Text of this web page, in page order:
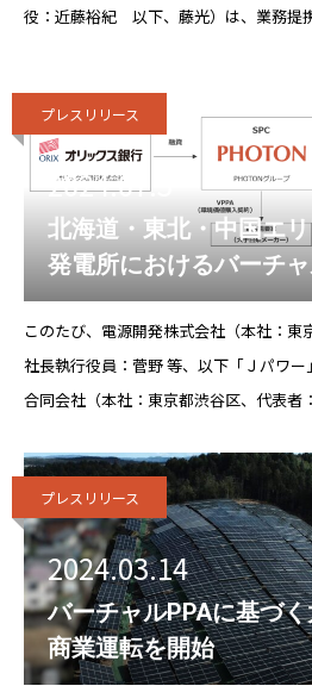
役：近藤裕紀 以下、藤光）は、業務提
プレスリリース
2024.07.5
北海道・東北・中国エ
発電所におけるバーチ
グリゲーションサービ
このたび、電源開発株式会社（本社：東
社長執行役員：菅野 等、以下「Ｊパワー
合同会社（本社：東京都渋谷区、代表者
SPC（以下総
プレスリリース
2024.03.14
バーチャルPPAに基づ
商業運転を開始